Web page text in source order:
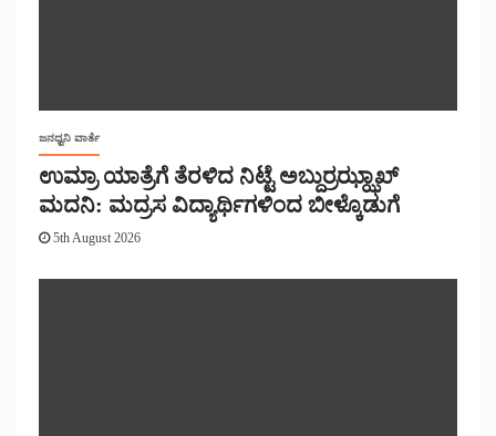
ಜನಧ್ವನಿ ವಾರ್ತೆ
ಉಮ್ರಾ ಯಾತ್ರೆಗೆ ತೆರಳಿದ ನಿಟ್ಟೆ ಅಬ್ದುರ್ರಝ್ಝಾಖ್
ಮದನಿ: ಮದ್ರಸ ವಿದ್ಯಾರ್ಥಿಗಳಿಂದ ಬೀಳ್ಕೊಡುಗೆ
5th August 2026